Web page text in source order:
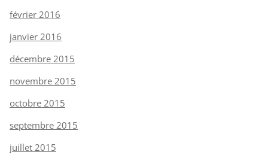
février 2016
janvier 2016
décembre 2015
novembre 2015
octobre 2015
septembre 2015
juillet 2015